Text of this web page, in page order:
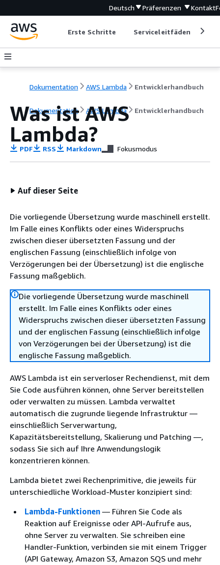
Deutsch Präferenzen Kontakt
Erste Schritte Serviceleitfäden
Dokumentation AWS Lambda Entwicklerhandbuch
Dokumentation AWS Lambda Entwicklerhandbuch
Was ist AWS
Lambda?
PDF RSS Markdown Fokusmodus
Auf dieser Seite
Die vorliegende Übersetzung wurde maschinell erstellt.
Im Falle eines Konflikts oder eines Widerspruchs
zwischen dieser übersetzten Fassung und der
englischen Fassung (einschließlich infolge von
Verzögerungen bei der Übersetzung) ist die englische
Fassung maßgeblich.
Die vorliegende Übersetzung wurde maschinell
erstellt. Im Falle eines Konflikts oder eines
Widerspruchs zwischen dieser übersetzten Fassung
und der englischen Fassung (einschließlich infolge
von Verzögerungen bei der Übersetzung) ist die
englische Fassung maßgeblich.
AWS Lambda ist ein serverloser Rechendienst, mit dem
Sie Code ausführen können, ohne Server bereitstellen
oder verwalten zu müssen. Lambda verwaltet
automatisch die zugrunde liegende Infrastruktur —
einschließlich Serverwartung,
Kapazitätsbereitstellung, Skalierung und Patching —,
sodass Sie sich auf Ihre Anwendungslogik
konzentrieren können.
Lambda bietet zwei Rechenprimitive, die jeweils für
unterschiedliche Workload-Muster konzipiert sind:
Lambda-Funktionen — Führen Sie Code als
Reaktion auf Ereignisse oder API-Aufrufe aus,
ohne Server zu verwalten. Sie schreiben eine
Handler-Funktion, verbinden sie mit einem Trigger
(API Gateway, Amazon S3, Amazon SQS und mehr